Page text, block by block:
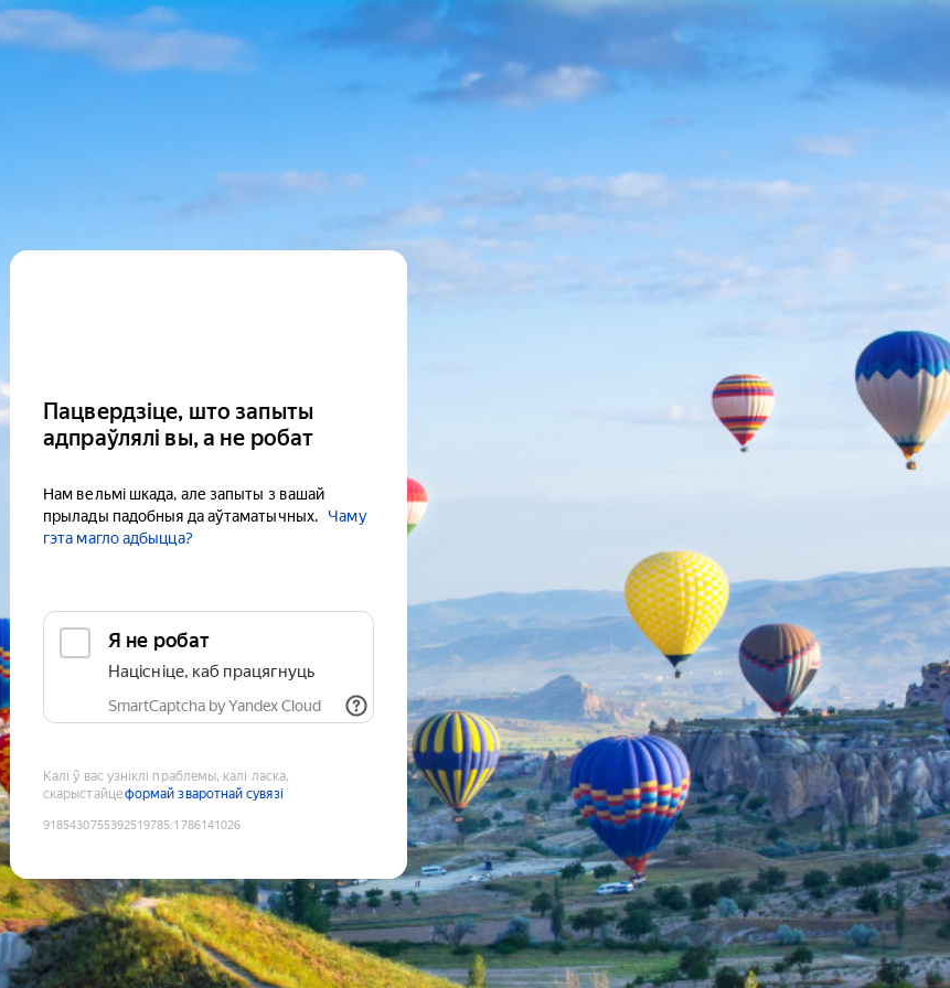
Пацвердзіце, што запыты
адпраўлялі вы, а не робат
Нам вельмі шкада, але запыты з вашай
прылады падобныя да аўтаматычных.
Чаму
гэта магло адбыцца?
Я не робат
Націсніце, каб працягнуць
SmartCaptcha by Yandex Cloud
Калі ў вас узніклі праблемы, калі ласка,
скарыстайцеформай зваротнай сувязі
9185430755392519785:1786141026